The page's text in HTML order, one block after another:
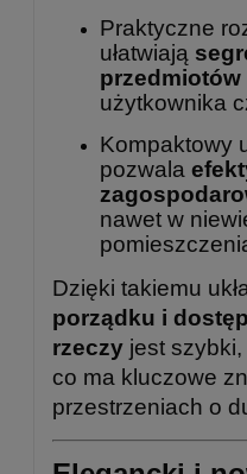
Praktyczne
ułatwiają
przedmiotów
użytkownika
Kompaktowy
pozwala
nawet w
Dzięki takiemu
porządku i
rzeczy jest
co ma kluczowe
przestrzeniach o